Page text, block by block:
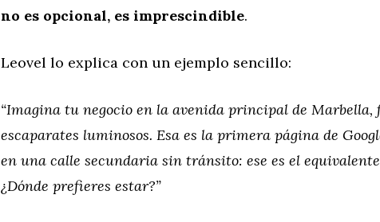
no es opcional, es imprescindible.
Leovel lo explica con un ejemplo sencillo:
“Imagina tu negocio en la avenida principal de
escaparates luminosos. Esa es la primera página de
en una calle secundaria sin tránsito: ese es el
¿Dónde prefieres estar?”